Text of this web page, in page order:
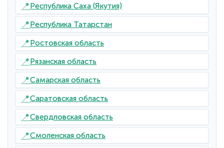
📍Республика Саха (Якутия)
📍Республика Татарстан
📍Ростовская область
📍Рязанская область
📍Самарская область
📍Саратовская область
📍Свердловская область
📍Смоленская область